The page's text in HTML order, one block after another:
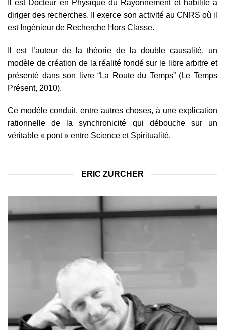
Il est Docteur en Physique du Rayonnement et habilité à
diriger des recherches. Il exerce son activité au CNRS où il
est Ingénieur de Recherche Hors Classe.
Il est l’auteur de la théorie de la double causalité, un
modèle de création de la réalité fondé sur le libre arbitre et
présenté dans son livre “La Route du Temps” (Le Temps
Présent, 2010).
Ce modèle conduit, entre autres choses, à une explication
rationnelle de la synchronicité qui débouche sur un
véritable « pont » entre Science et Spiritualité.
ERIC ZURCHER